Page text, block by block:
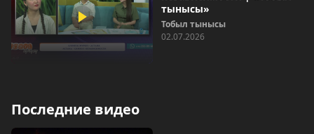
тынысы»
Тобыл тынысы
02.07.2026
Последние видео